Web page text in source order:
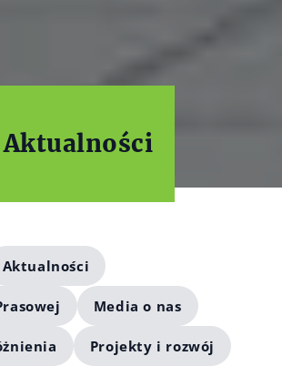
Aktualności
Aktualności
Media o nas
Projekty i rozwój